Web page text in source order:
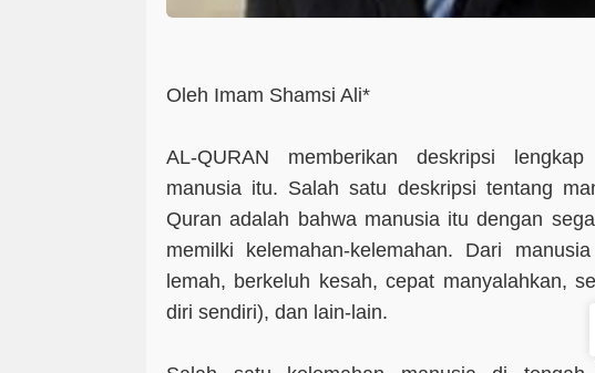
Oleh Imam Shamsi Ali*
AL-QURAN memberikan deskripsi
manusia itu. Salah satu deskripsi tentang
Quran adalah bahwa manusia itu dengan
memilki kelemahan-kelemahan. Dari
lemah, berkeluh kesah, cepat manyalahkan,
diri sendiri), dan lain-lain.